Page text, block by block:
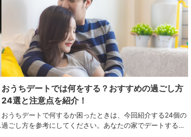
自分の気持ちを正直に伝えることも大切です。
おうちデートでは何をする？おすすめの過ごし方
24選と注意点を紹介！
おうちデートで何するか困ったときは、今回紹介する24個の
過ごし方を参考にしてください。あなたの家でデートすると